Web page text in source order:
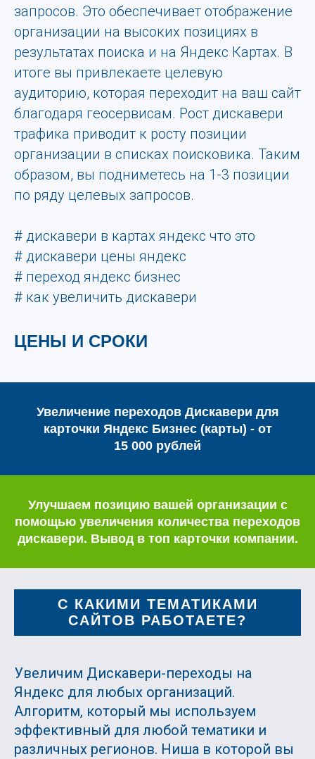
запросов. Это обеспечивает отображение
организации на высоких позициях в
результатах поиска и на Яндекс Картах. В
итоге вы привлекаете целевую
аудиторию, которая переходит на ваш сайт
благодаря геосервисам. Рост дискавери
трафика приводит к росту позиции
организации в списках поисковика. Таким
образом, вы подниметесь на 1-3 позиции
по ряду целевых запросов.
# дискавери в картах яндекс что это
# дискавери цены яндекс
# переход яндекс бизнес
# как увеличить дискавери
ЦЕНЫ И СРОКИ
Увеличение переходов Дискавери для
карточки Яндекс Бизнес (карты) - от
15 000 рублей
Улучшаем позицию вашей организации с
помощью увеличения количества переходов
дискавери. Вывод в топ карточки компании.
С КАКИМИ ТЕМАТИКАМИ
САЙТОВ РАБОТАЕТЕ?
Увеличим Дискавери-переходы на
Яндекс для любых организаций.
Алгоритм, который мы используем
эффективный для любой тематики и
различных регионов. Ниша в которой вы